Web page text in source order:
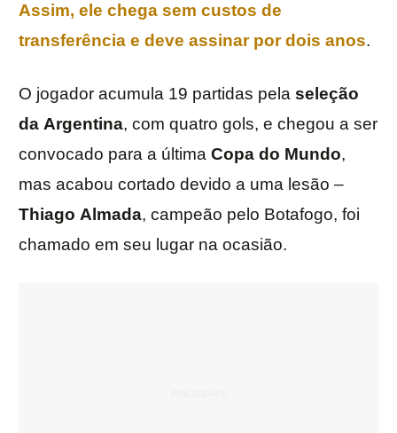
Assim, ele chega sem custos de
transferência e deve assinar por dois anos.
O jogador acumula 19 partidas pela seleção
da Argentina, com quatro gols, e chegou a ser
convocado para a última Copa do Mundo,
mas acabou cortado devido a uma lesão –
Thiago Almada, campeão pelo Botafogo, foi
chamado em seu lugar na ocasião.